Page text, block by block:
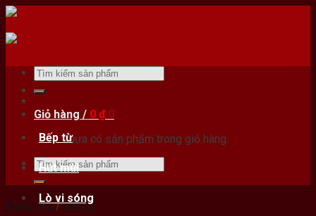
Skip
content
Bếp từ
Hút mùi
Lò vi sóng
Tìm
kiếm:
Giỏ hàng / 0 ₫ 0
Chưa có sản phẩm trong giỏ hàng.
Tìm
kiếm:
Trang chủ / Bếp từ